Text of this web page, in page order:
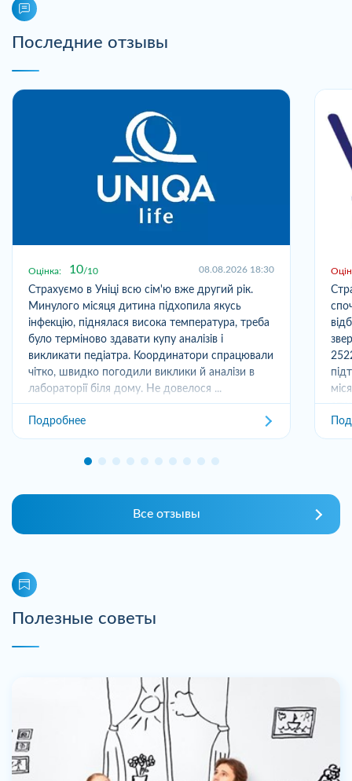
Последние отзывы
Оцінка: 10 10 08.08.2026 18:30
Страхуємо в Уніці всю сім'ю вже другий рік.
Минулого місяця дитина підхопила якусь
інфекцію, піднялася висока температура, треба
було терміново здавати купу аналізів і
викликати педіатра. Координатори спрацювали
чітко, швидко погодили виклики й аналізи в
лабораторії біля дому. Не довелося ...
Подробнее
Все отзывы
Полезные советы